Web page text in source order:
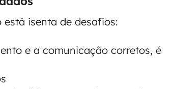
isenta de desafios:
e a comunicação corretos, é